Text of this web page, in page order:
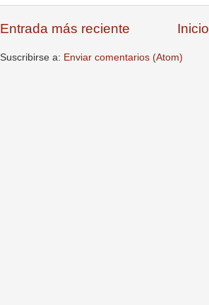
Entrada más reciente Inicio
Suscribirse a: Enviar comentarios (Atom)